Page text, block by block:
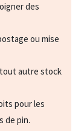
des
ou mise
tout autre stock
pour les
de pin.